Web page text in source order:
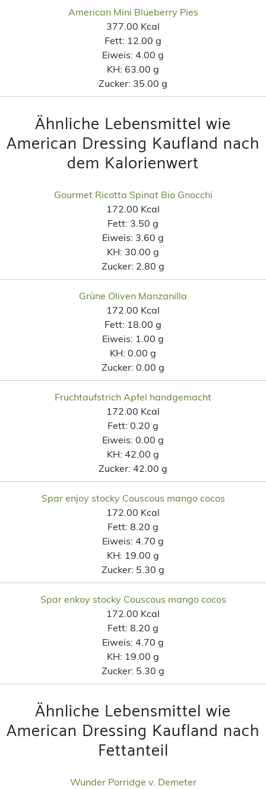
American Mini Blueberry Pies
377.00 Kcal
Fett: 12.00 g
Eiweis: 4.00 g
KH: 63.00 g
Zucker: 35.00 g
Ähnliche Lebensmittel wie
American Dressing Kaufland nach
dem Kalorienwert
Gourmet Ricotta Spinat Bio Gnocchi
172.00 Kcal
Fett: 3.50 g
Eiweis: 3.60 g
KH: 30.00 g
Zucker: 2.80 g
Grüne Oliven Manzanilla
172.00 Kcal
Fett: 18.00 g
Eiweis: 1.00 g
KH: 0.00 g
Zucker: 0.00 g
Fruchtaufstrich Apfel handgemacht
172.00 Kcal
Fett: 0.20 g
Eiweis: 0.00 g
KH: 42.00 g
Zucker: 42.00 g
Spar enjoy stocky Couscous mango cocos
172.00 Kcal
Fett: 8.20 g
Eiweis: 4.70 g
KH: 19.00 g
Zucker: 5.30 g
Spar enkoy stocky Couscous mango cocos
172.00 Kcal
Fett: 8.20 g
Eiweis: 4.70 g
KH: 19.00 g
Zucker: 5.30 g
Ähnliche Lebensmittel wie
American Dressing Kaufland nach
Fettanteil
Wunder Porridge v. Demeter